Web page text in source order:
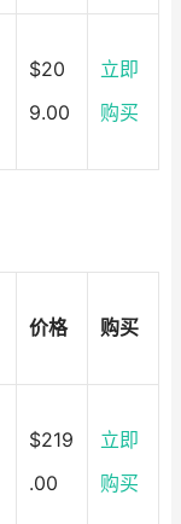
$20
9.00
立即
购买
价格 购买
$219
.00
立即
购买